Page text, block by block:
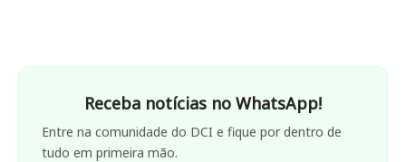
Receba notícias no WhatsApp!
Entre na comunidade do DCI e fique por dentro de
tudo em primeira mão.